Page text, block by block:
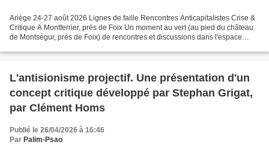
Ariège 24-27 août 2026 Lignes de faille Rencontres Anticapitalistes Crise &
Critique A Montferrier, près de Foix Un moment au vert (au pied du château
de Montségur, près de Foix) de rencontres et discussions dans l'espace
L'antisionisme projectif. Une présentation d'un
concept critique développé par Stephan Grigat,
par Clément Homs
Publié le 26/04/2026 à 16:46
Par Palim-Psao